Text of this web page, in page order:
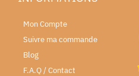
Mon Compte
Suivre ma commande
Blog
F.A.Q / Contact